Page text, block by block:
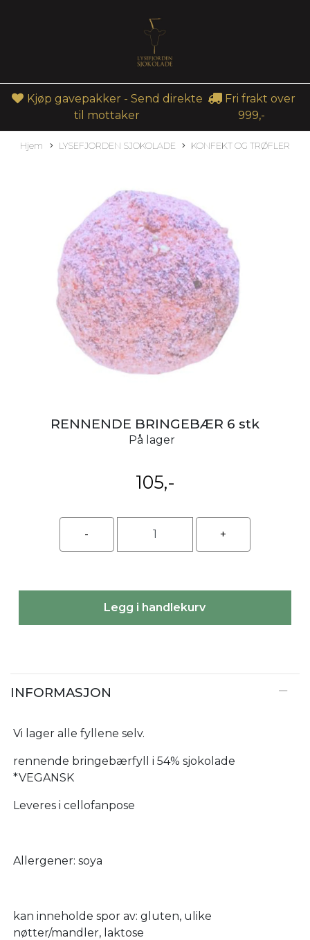
Kjøp gavepakker - Send direkte
til mottaker
Fri frakt over
999,-
Hjem LYSEFJORDEN SJOKOLADE KONFEKT OG TRØFLER
RENNENDE BRINGEBÆR 6 stk
På lager
105,-
Legg i handlekurv
INFORMASJON
Vi lager alle fyllene selv.
rennende bringebærfyll i 54% sjokolade
*VEGANSK
Leveres i cellofanpose
Allergener: soya
kan inneholde spor av: gluten, ulike
nøtter/mandler, laktose